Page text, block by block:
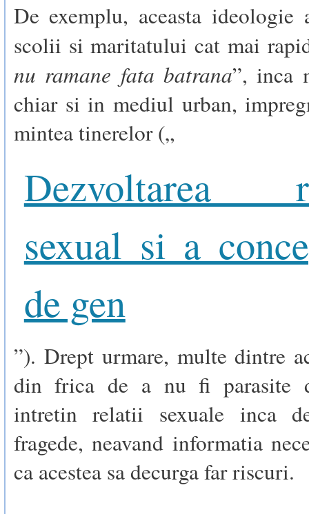
De exemplu, aceasta ideologie
scolii si maritatului cat mai
nu ramane fata batrana”, inca
chiar si in mediul urban,
mintea tinerelor („
Dezvoltarea
sexual si a
de gen
”). Drept urmare, multe dintre
din frica de a nu fi parasite
intretin relatii sexuale inca
fragede, neavand informatia
ca acestea sa decurga far riscuri.